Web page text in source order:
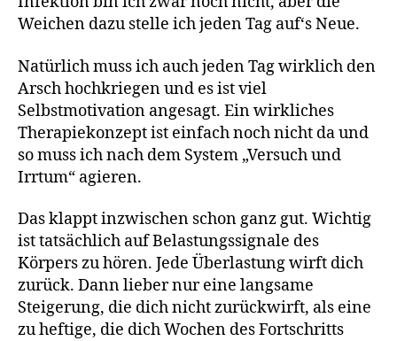
Weichen dazu stelle ich jeden Tag auf‘s Neue.
Natürlich muss ich auch jeden Tag wirklich den
Arsch hochkriegen und es ist viel
Selbstmotivation angesagt. Ein wirkliches
Therapiekonzept ist einfach noch nicht da und
so muss ich nach dem System „Versuch und
Irrtum“ agieren.
Das klappt inzwischen schon ganz gut. Wichtig
ist tatsächlich auf Belastungssignale des
Körpers zu hören. Jede Überlastung wirft dich
zurück. Dann lieber nur eine langsame
Steigerung, die dich nicht zurückwirft, als eine
zu heftige, die dich Wochen des Fortschritts